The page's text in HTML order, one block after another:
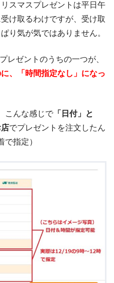
スマスプレゼントは平日午
け取るわけですが、受け取
り気が気ではありません。
レゼントのうちの一つが、
、「時間指定なし」になっ
こんな感じで 「日付」と
でプレゼントを注文したん
指定）